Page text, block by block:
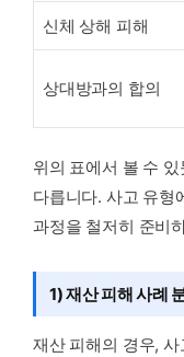
신체 상해 피해
상대방과의 합의
위의 표에서 볼 수
다릅니다. 사고 유형
과정을 철저히 준비
1) 재산 피해 사례
재산 피해의 경우,